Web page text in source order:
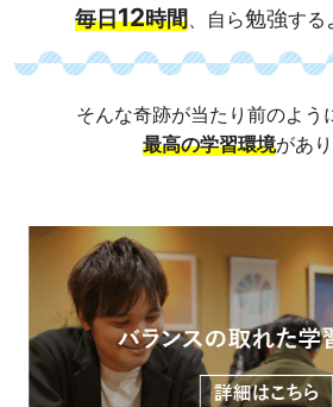
毎日12時間、自ら勉強する
そんな奇跡が当たり前のよう
最高の学習環境があり